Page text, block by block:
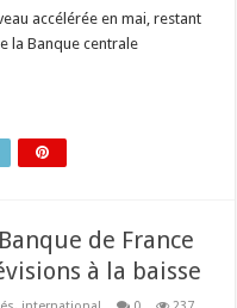
accélérée en mai, restant
la Banque centrale
de France
à la baisse